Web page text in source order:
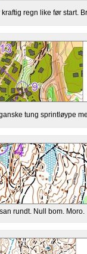
regn like før start.
tung sprintløype
rundt. Null bom. Moro.